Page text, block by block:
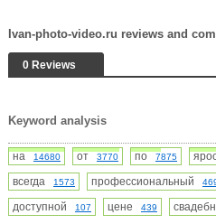
Ivan-photo-video.ru reviews and
0 Reviews
Keyword analysis
на 14680 от 3770 по 7875
всегда 1573 профессиональный
доступной 107 цене 439